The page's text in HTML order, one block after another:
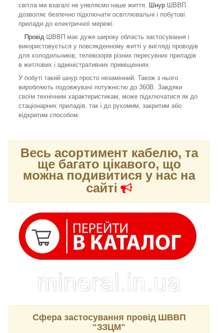
світла ми взагалі не уявляємо наше життя.
Шнур
ШВВП
дозволяє безпечно підключати освітлювальні і побутові
прилади до електричної мережі.
Провід
ШВВП має дуже широку область застосування і
використовується у повсякденному житті у вигляді проводів
для холодильників, телевізорів різних пересувних приладів
в житлових і адміністративних приміщеннях.
У побуті такий шнур просто незамінний. Також з нього
виробляють подовжувачі потужністю до 360В. Завдяки
своїм технічним характеристикам, може підключатися як до
стаціонарних приладів, так і до рухомим, закритим або
відкритим способом.
Весь асортимент кабелю, та
ще багато цікавого, що
можна подивитися у нас на
сайті
Сфера застосування провід ШВВП
"ЗЗЦМ"